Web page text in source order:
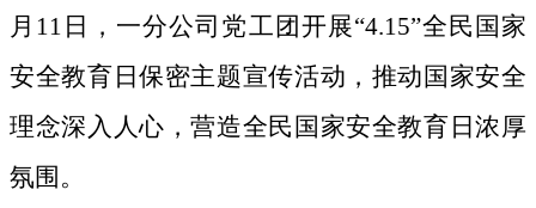
月11日，一分公司党工团开展“4.15”全民国家
安全教育日保密主题宣传活动，推动国家安全
理念深入人心，营造全民国家安全教育日浓厚
氛围。